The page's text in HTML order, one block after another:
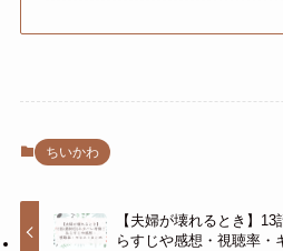
ちいかわ
【夫婦が壊れるとき】
らすじや感想・視聴率・